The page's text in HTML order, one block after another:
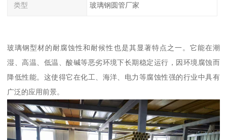
类型 玻璃钢圆管厂家
玻璃钢型材的耐腐蚀性和耐候性也是其显著特点之一。它能在潮
湿、高温、低温、酸碱等恶劣环境下长期稳定运行，因环境腐蚀而
降低性能。这使得它在化工、海洋、电力等腐蚀性强的行业中具有
广泛的应用前景。